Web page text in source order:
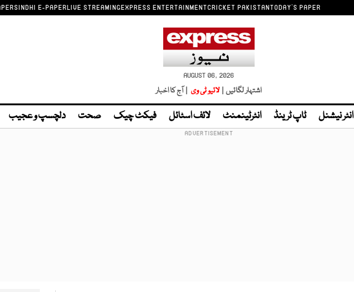
SINDHI E-PAPERLIVE STREAMINGEXPRESS ENTERTAINMENTCRICKET PAKISTANTODAY'S PAPER
AUGUST 06, 2026
اشتہار لگائیں | لائیو ٹی وی | آج کا اخبار
انٹر نیشنل ٹاپ ٹرینڈ انٹرٹینمنٹ لائف اسٹائل فیکٹ چیک صحت دلچسپ و عجیب